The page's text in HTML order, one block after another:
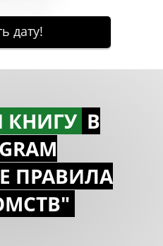
КНИГУ В
ПРАВИЛА